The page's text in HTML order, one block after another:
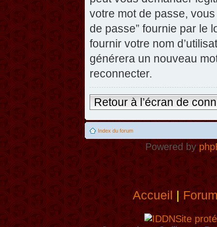
votre mot de passe,
de passe” fournie par le
fournir votre nom
générera un nouveau
reconnecter.
Retour à l’écran de
Index du forum
Powered by
Accueil|
Site